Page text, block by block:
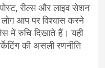
रील्स और लाइव सेशन
आप पर विश्वास करने
में रुचि दिखाते हैं। यही
की असली रणनीति